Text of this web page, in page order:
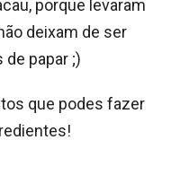
porque levaram
deixam de ser
papar ;)
que podes fazer